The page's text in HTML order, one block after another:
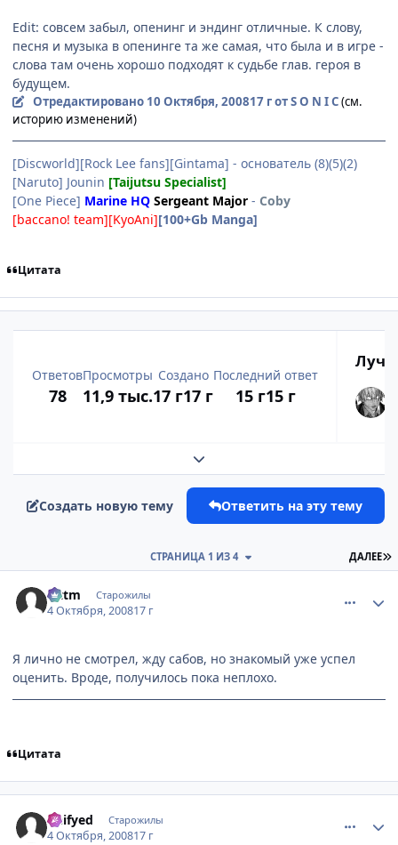
Edit: совсем забыл, опенинг и эндинг отличные. К слову,
песня и музыка в опенинге та же самая, что была и в игре -
слова там очень хорошо подходят к судьбе глав. героя в
будущем.
Отредактировано 10 Октября, 200817 гот S O N I C(см.
историю изменений)
[Discworld][Rock Lee fans][Gintama] - основатель (8)(5)(2)
[Naruto] Jounin [Taijutsu Specialist]
[One Piece] Marine HQ Sergeant Major - Coby
[baccano! team][KyoAni][100+Gb Manga]
Цитата
Ответов
78
Просмотры
11,9 тыс.
Создано
17 г17 г
Последний ответ
15 г15 г
Развернуть обзор темы
Создать новую тему Ответить на эту тему
ДАЛЕЕ
СТРАНИЦА 1 ИЗ 4
Littm Старожилы
4 Октября, 200817 г
Я лично не смотрел, жду сабов, но знакомый уже успел
оценить. Вроде, получилось пока неплохо.
Цитата
Deifyed Старожилы
4 Октября, 200817 г